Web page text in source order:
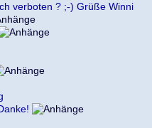
verboten ? ;-) Grüße Winni